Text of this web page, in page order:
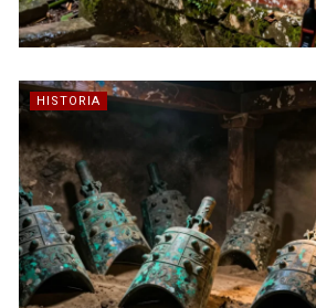
HISTORIA